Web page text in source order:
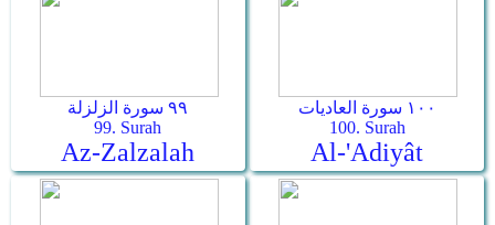
٩٩ سورة الزلزلة
99. Surah
Az-Zalzalah
١٠٠ سورة العاديات
100. Surah
Al-'Adiyât